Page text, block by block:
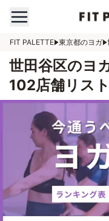
FIT PALETTE 東京都のヨガ
世田谷区のヨ
102店舗リスト